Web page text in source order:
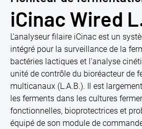
iCinac Wired
L'analyseur filaire iCinac est un
intégré pour la surveillance de la
bactéries lactiques et l'analyse
unité de contrôle du bioréacteur de
multicanaux (L.A.B.). Il est
les ferments dans les cultures
fonctionnelles, bioprotectrices et
équipé de son module de